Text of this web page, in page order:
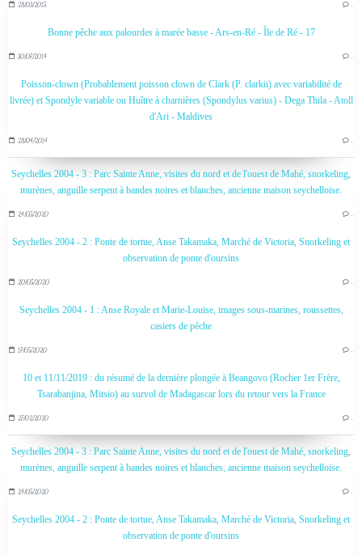
28/03/2015 …
Bonne pêche aux palourdes à marée basse - Ars-en-Ré - Île de Ré - 17
30/07/2014 …
Poisson-clown (Probablement poisson clown de Clark (P. clarkii) avec variabilité de
livrée) et Spondyle variable ou Huître à charnières (Spondylus varius) - Dega Thila - Atoll
d'Ari - Maldives
28/04/2014 …
Seychelles 2004 - 3 : Parc Sainte Anne, visites du nord et de l'ouest de Mahé, snorkeling,
murènes, anguille serpent à bandes noires et blanches, ancienne maison seychelloise.
24/05/2020 …
Seychelles 2004 - 2 : Ponte de tortue, Anse Takamaka, Marché de Victoria, Snorkeling et
observation de ponte d'oursins
20/05/2020 …
Seychelles 2004 - 1 : Anse Royale et Marie-Louise, images sous-marines, roussettes,
casiers de pêche
17/05/2020 …
10 et 11/11/2019 : du résumé de la dernière plongée à Beangovo (Rocher 1er Frère,
Tsarabanjina, Mitsio) au survol de Madagascar lors du retour vers la France
27/02/2020 …
Seychelles 2004 - 3 : Parc Sainte Anne, visites du nord et de l'ouest de Mahé, snorkeling,
murènes, anguille serpent à bandes noires et blanches, ancienne maison seychelloise.
24/05/2020 …
Seychelles 2004 - 2 : Ponte de tortue, Anse Takamaka, Marché de Victoria, Snorkeling et
observation de ponte d'oursins